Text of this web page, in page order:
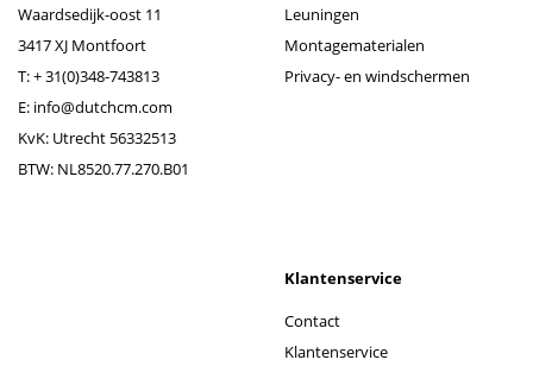
Waardsedijk-oost 11
3417 XJ Montfoort
T:+ 31(0)348-743813
E: info@dutchcm.com
KvK: Utrecht 56332513
BTW: NL8520.77.270.B01
Leuningen
Montagematerialen
Privacy- en windschermen
Klantenservice
Contact
Klantenservice